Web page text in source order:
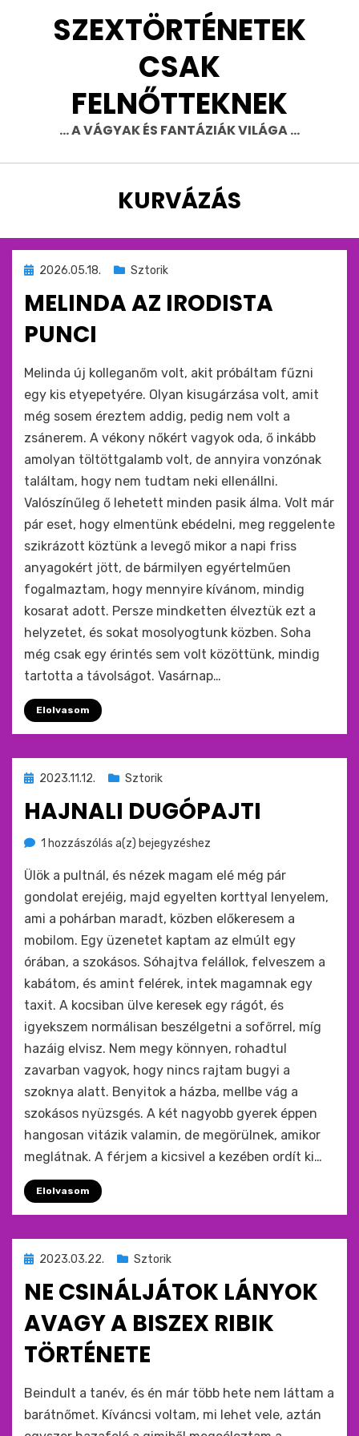
SZEXTÖRTÉNETEK
CSAK
FELNŐTTEKNEK
… A VÁGYAK ÉS FANTÁZIÁK VILÁGA …
CÍMKE
:
KURVÁZÁS
Beküldve
2026.05.18. Sztorik
MELINDA AZ IRODISTA
PUNCI
by monkey
Melinda új kolleganőm volt, akit próbáltam fűzni
egy kis etyepetyére. Olyan kisugárzása volt, amit
még sosem éreztem addig, pedig nem volt a
zsánerem. A vékony nőkért vagyok oda, ő inkább
amolyan töltöttgalamb volt, de annyira vonzónak
találtam, hogy nem tudtam neki ellenállni.
Valószínűleg ő lehetett minden pasik álma. Volt már
pár eset, hogy elmentünk ebédelni, meg reggelente
szikrázott köztünk a levegő mikor a napi friss
anyagokért jött, de bármilyen egyértelműen
fogalmaztam, hogy mennyire kívánom, mindig
kosarat adott. Persze mindketten élveztük ezt a
helyzetet, és sokat mosolyogtunk közben. Soha
még csak egy érintés sem volt közöttünk, mindig
tartotta a távolságot. Vasárnap…
Elolvasom
Beküldve
2023.11.12. Sztorik
HAJNALI DUGÓPAJTI
bymonkey
1 hozzászólás a(z) Hajnali
bejegyzéshez
Ülök a pultnál, és nézek magam elé még pár
gondolat erejéig, majd egyelten korttyal lenyelem,
ami a pohárban maradt, közben előkeresem a
mobilom. Egy üzenetet kaptam az elmúlt egy
órában, a szokásos. Sóhajtva felállok, felveszem a
kabátom, és amint felérek, intek magamnak egy
taxit. A kocsiban ülve keresek egy rágót, és
igyekszem normálisan beszélgetni a sofőrrel, míg
hazáig elvisz. Nem megy könnyen, rohadtul
zavarban vagyok, hogy nincs rajtam bugyi a
szoknya alatt. Benyitok a házba, mellbe vág a
szokásos nyüzsgés. A két nagyobb gyerek éppen
hangosan vitázik valamin, de megörülnek, amikor
meglátnak. A férjem a kicsivel a kezében ordít ki…
Elolvasom
Beküldve
2023.03.22. Sztorik
NE CSINÁLJÁTOK LÁNYOK
AVAGY A BISZEX RIBIK
TÖRTÉNETE
by monkey
Beindult a tanév, és én már több hete nem láttam a
barátnőmet. Kíváncsi voltam, mi lehet vele, aztán